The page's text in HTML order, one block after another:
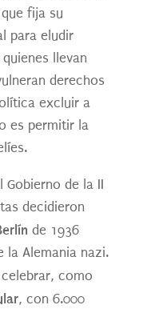
fija su
para eludir
llevan
derechos
excluir a
es permitir la
de la II
decidieron
de 1936
la Alemania nazi.
como
, con 6.000